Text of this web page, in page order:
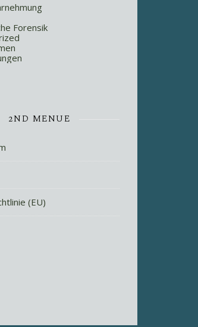
Forensik
2ND MENUE
(EU)